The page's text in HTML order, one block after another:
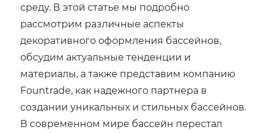
среду. В этой статье мы подробно
рассмотрим различные аспекты
декоративного оформления бассейнов,
обсудим актуальные тенденции и
материалы, а также представим компанию
Fountrade, как надежного партнера в
создании уникальных и стильных бассейнов.
В современном мире бассейн перестал